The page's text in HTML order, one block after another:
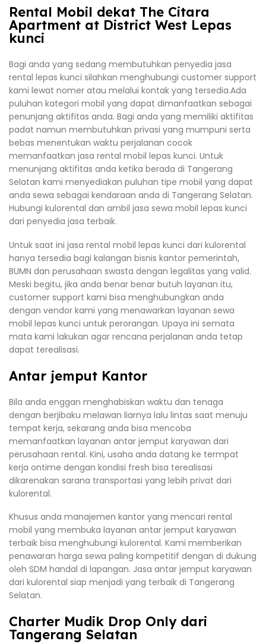
Rental Mobil dekat The Citara
Apartment at District West Lepas
kunci
Bagi anda yang sedang membutuhkan penyedia jasa
rental lepas kunci silahkan menghubungi customer support
kami lewat nomer atau melalui kontak yang tersedia.Ada
puluhan kategori mobil yang dapat dimanfaatkan sebagai
penunjang aktifitas anda. Bagi anda yang memiliki aktifitas
padat namun membutuhkan privasi yang mumpuni serta
bebas menentukan waktu perjalanan cocok
memanfaatkan jasa rental mobil lepas kunci. Untuk
menunjang aktifitas anda ketika berada di Tangerang
Selatan kami menyediakan puluhan tipe mobil yang dapat
anda sewa sebagai kendaraan anda di Tangerang Selatan.
Hubungi kulorental dan ambil jasa sewa mobil lepas kunci
dari penyedia jasa terbaik.
Untuk saat ini jasa rental mobil lepas kunci dari kulorental
hanya tersedia bagi kalangan bisnis kantor pemerintah,
BUMN dan perusahaan swasta dengan legalitas yang valid.
Meski begitu, jika anda benar benar butuh layanan itu,
customer support kami bisa menghubungkan anda
dengan vendor kami yang menawarkan layanan sewa
mobil lepas kunci untuk perorangan. Upaya ini semata
mata kami lakukan agar rencana perjalanan anda tetap
dapat terealisasi.
Antar jemput Kantor
Bila anda enggan menghabiskan waktu dan tenaga
dengan berjibaku melawan liarnya lalu lintas saat menuju
tempat kerja, sekarang anda bisa mencoba
memanfaatkan layanan antar jemput karyawan dari
perusahaan rental. Kini, usaha anda datang ke termpat
kerja ontime dengan kondisi fresh bisa terealisasi
dikarenakan sarana transportasi yang lebih privat dari
kulorental.
Khusus anda manajemen kantor yang mencari rental
mobil yang membuka layanan antar jemput karyawan
terbaik bisa menghubungi kulorental. Kami memberikan
penawaran harga sewa paling kompetitif dengan di dukung
oleh SDM handal di lapangan. Jasa antar jemput karyawan
dari kulorental siap menjadi yang terbaik di Tangerang
Selatan.
Charter Mudik Drop Only dari
Tangerang Selatan